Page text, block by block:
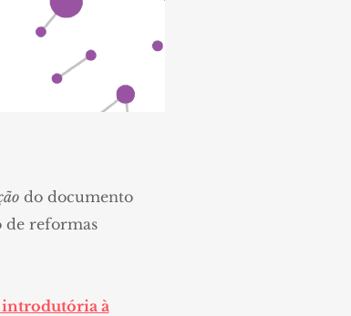
do documento
de reformas
introdutória à